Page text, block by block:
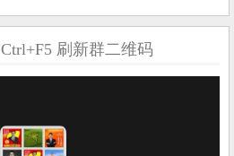
刷新群二维码